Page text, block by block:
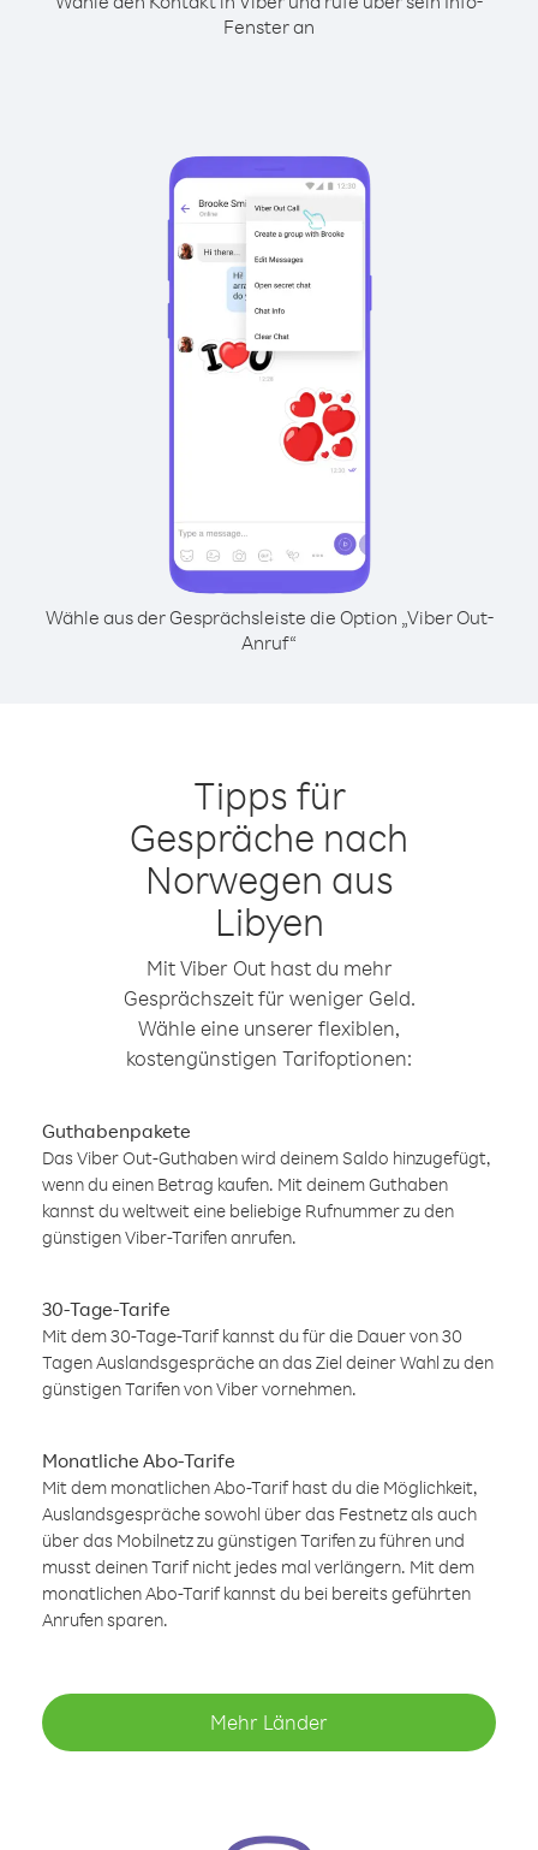
Fenster an
Wähle aus der Gesprächsleiste die Option „Viber Out-
Anruf“
Tipps für
Gespräche nach
Norwegen aus
Libyen
Mit Viber Out hast du mehr
Gesprächszeit für weniger Geld.
Wähle eine unserer flexiblen,
kostengünstigen Tarifoptionen:
Guthabenpakete
Das Viber Out-Guthaben wird deinem Saldo hinzugefügt,
wenn du einen Betrag kaufen. Mit deinem Guthaben
kannst du weltweit eine beliebige Rufnummer zu den
günstigen Viber-Tarifen anrufen.
30-Tage-Tarife
Mit dem 30-Tage-Tarif kannst du für die Dauer von 30
Tagen Auslandsgespräche an das Ziel deiner Wahl zu den
günstigen Tarifen von Viber vornehmen.
Monatliche Abo-Tarife
Mit dem monatlichen Abo-Tarif hast du die Möglichkeit,
Auslandsgespräche sowohl über das Festnetz als auch
über das Mobilnetz zu günstigen Tarifen zu führen und
musst deinen Tarif nicht jedes mal verlängern. Mit dem
monatlichen Abo-Tarif kannst du bei bereits geführten
Anrufen sparen.
Mehr Länder